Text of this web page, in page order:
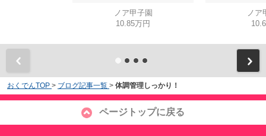
ノア甲子園
10.85万円
ノア
おくでんTOP > ブログ記事一覧 > 体調管理しっかり！
ページトップに戻る